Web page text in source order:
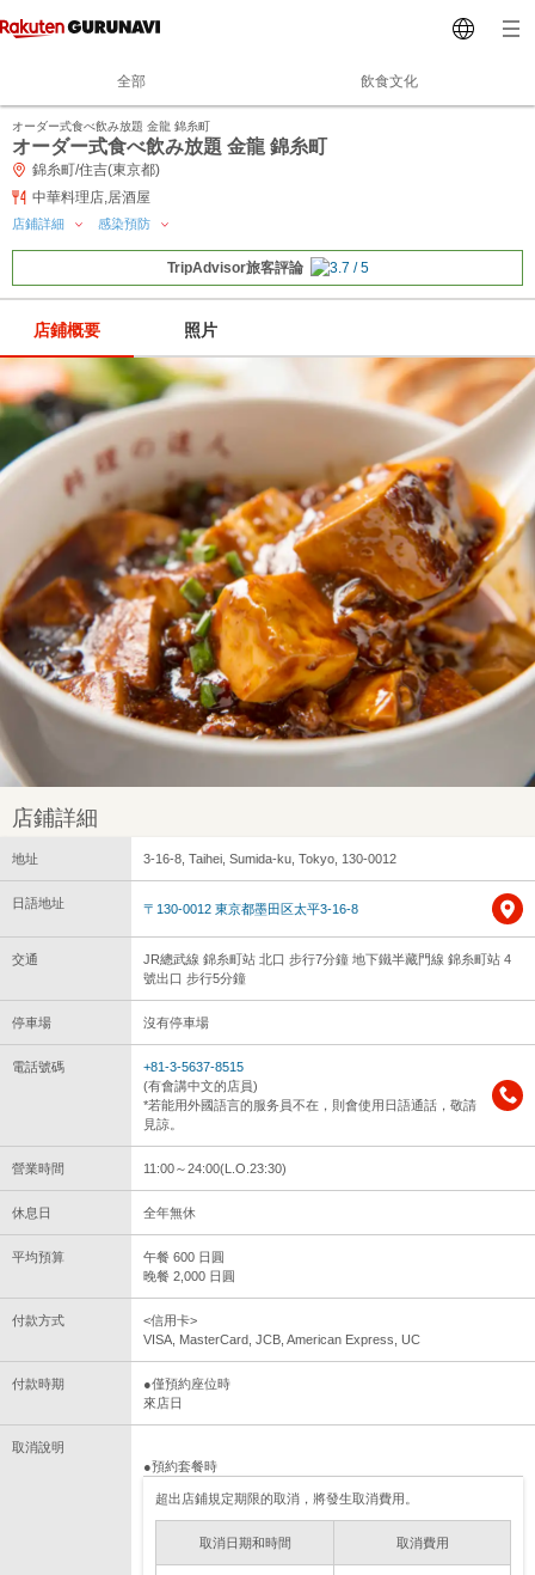
全部 飲食文化
オーダー式食べ飲み放題 金龍 錦糸町
オーダー式食べ飲み放題 金龍 錦糸町
錦糸町/住吉(東京都)
中華料理店,居酒屋
店鋪詳細 感染預防
TripAdvisor旅客評論
店鋪概要 照片
店鋪詳細
地址 3-16-8, Taihei, Sumida-ku, Tokyo, 130-0012
日語地址 〒130-0012 東京都墨田区太平3-16-8
交通
JR總武線 錦糸町站 北口 步行7分鐘 地下鐵半藏門線 錦糸町站 4
號出口 步行5分鐘
停車場 沒有停車場
電話號碼
+81-3-5637-8515
(有會講中文的店員)
*若能用外國語言的服务員不在，則會使用日語通話，敬請
見諒。
營業時間 11:00～24:00(L.O.23:30)
休息日 全年無休
平均預算
午餐 600 日圓
晚餐 2,000 日圓
付款方式
<信用卡>
VISA, MasterCard, JCB, American Express, UC
付款時期
●僅預約座位時
來店日
取消說明
●預約套餐時
超出店鋪規定期限的取消，將發生取消費用。
取消日期和時間 取消費用